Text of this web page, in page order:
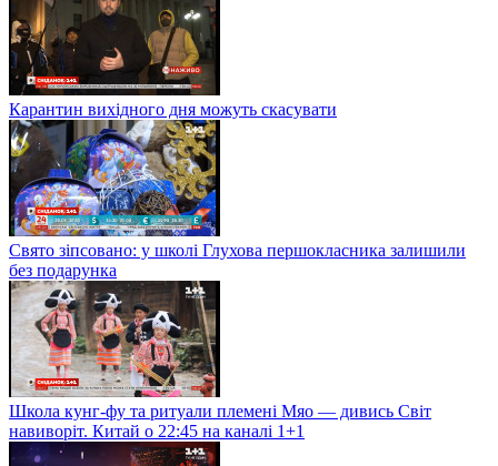
Карантин вихідного дня можуть скасувати
Свято зіпсовано: у школі Глухова першокласника залишили
без подарунка
Школа кунг-фу та ритуали племені Мяо — дивись Світ
навиворіт. Китай о 22:45 на каналі 1+1